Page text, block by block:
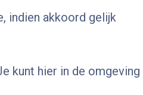
indien akkoord gelijk
kunt hier in de omgeving